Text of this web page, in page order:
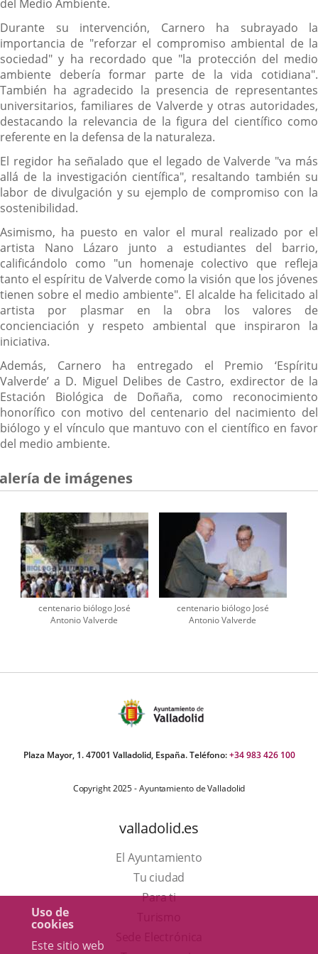
Uso de
cookies
Este sitio web
del Medio Ambiente.
Durante su intervención, Carnero ha subrayado la
importancia de "reforzar el compromiso ambiental de la
sociedad" y ha recordado que "la protección del medio
ambiente debería formar parte de la vida cotidiana".
También ha agradecido la presencia de representantes
universitarios, familiares de Valverde y otras autoridades,
destacando la relevancia de la figura del científico como
referente en la defensa de la naturaleza.
El regidor ha señalado que el legado de Valverde "va más
allá de la investigación científica", resaltando también su
labor de divulgación y su ejemplo de compromiso con la
sostenibilidad.
Asimismo, ha puesto en valor el mural realizado por el
artista Nano Lázaro junto a estudiantes del barrio,
calificándolo como "un homenaje colectivo que refleja
tanto el espíritu de Valverde como la visión que los jóvenes
tienen sobre el medio ambiente". El alcalde ha felicitado al
artista por plasmar en la obra los valores de
concienciación y respeto ambiental que inspiraron la
iniciativa.
Además, Carnero ha entregado el Premio ‘Espíritu
Valverde’ a D. Miguel Delibes de Castro, exdirector de la
Estación Biológica de Doñaña, como reconocimiento
honorífico con motivo del centenario del nacimiento del
biólogo y el vínculo que mantuvo con el científico en favor
del medio ambiente.
de imágenes
centenario biólogo José
Antonio Valverde
centenario biólogo José
Antonio Valverde
Plaza Mayor, 1. 47001 Valladolid, España. Teléfono:+34 983 426 100
Copyright 2025 - Ayuntamiento de Valladolid
valladolid.es
El Ayuntamiento
Tu ciudad
Para ti